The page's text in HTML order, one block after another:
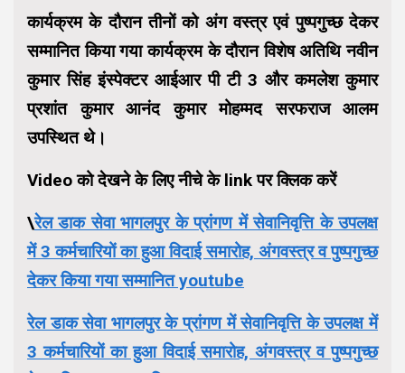
कार्यक्रम के दौरान तीनों को अंग वस्त्र एवं पुष्पगुच्छ देकर
सम्मानित किया गया कार्यक्रम के दौरान विशेष अतिथि नवीन
कुमार सिंह इंस्पेक्टर आईआर पी टी 3 और कमलेश कुमार
प्रशांत कुमार आनंद कुमार मोहम्मद सरफराज आलम
उपस्थित थे।
Video को देखने के लिए नीचे के link पर क्लिक करें
\रेल डाक सेवा भागलपुर के प्रांगण में सेवानिवृत्ति के उपलक्ष
में 3 कर्मचारियों का हुआ विदाई समारोह, अंगवस्त्र व पुष्पगुच्छ
देकर किया गया सम्मानित youtube
रेल डाक सेवा भागलपुर के प्रांगण में सेवानिवृत्ति के उपलक्ष में
3 कर्मचारियों का हुआ विदाई समारोह, अंगवस्त्र व पुष्पगुच्छ